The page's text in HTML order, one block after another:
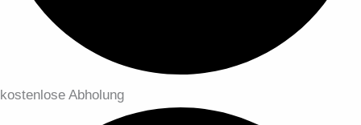
kostenlose Abholung